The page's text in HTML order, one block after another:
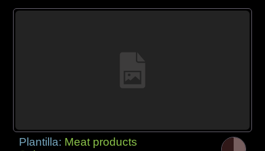
Plantilla: Meat products